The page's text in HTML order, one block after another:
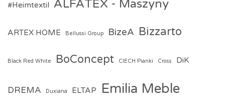
#Heimtextil ALFATEX - Maszyny
ARTEX HOME Bellussi Group BizeA Bizzarto
Black Red White BoConcept CIECH Pianki Cross DiK
DREMA Duxiana ELTAP Emilia Meble